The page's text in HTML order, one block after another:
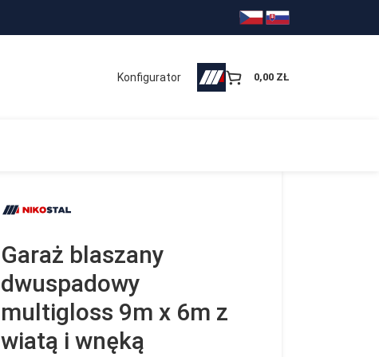
Konfigurator 0,00 ZŁ
Garaż blaszany
dwuspadowy
multigloss 9m x 6m z
wiatą i wnęką